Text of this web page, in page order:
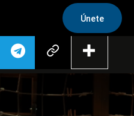
Únete